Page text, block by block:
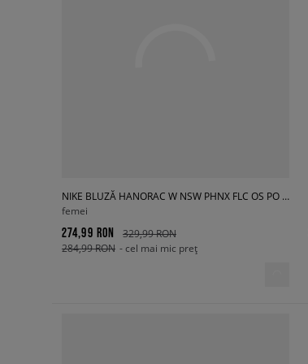
NIKE BLUZĂ HANORAC W NSW PHNX FLC OS PO HOODIE
femei
274,99 RON
329,99 RON
284,99 RON - cel mai mic preț